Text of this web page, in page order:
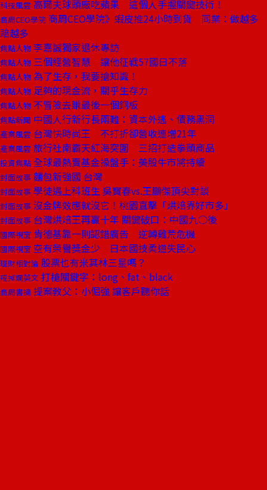
科技風雲 高爾夫球頭廠吃蘋果 這個人手握關鍵技術！
商周CEO學院 商周CEO學院》蝦皮推24小時到貨 同業：做越多
賠越多
焦點人物 李嘉誠獨家退休專訪
焦點人物 三個經營智慧 讓他征戰57國日不落
焦點人物 為了生存，我要搶知識！
焦點人物 足夠的現金流，關乎生存力
焦點人物 不冒險去賺最後一個銅板
焦點新聞 中國人行新行長兩難：資本外逃、債務黑洞
產業風雲 台灣快時尚王 不打折卻營收連增21年
產業風雲 旅行社南霸天紅海突圍 三招打造拳頭商品
投資焦點 全球最熱賣基金操盤手：美股牛市將持續
封面故事 麵包新強國 台灣
封面故事 學徒遇上科班生 吳寶春vs.王鵬傑頂尖對談
封面故事 沒金牌效應就沒它！桃園直擊「烘焙界好市多」
封面故事 台灣烘焙王再贏十年 關鍵破口：中國九○後
國際視窗 肯德基靠一則認錯廣告 逆轉雞荒危機
國際視窗 空有榮譽獎金少 日本國技柔道失民心
理財相對論 股票也有米其林三星嗎？
戒掉爛英文 打槍關鍵字：long、fat、black
商周書摘 提案教父：小倔強 讓客戶聽你話